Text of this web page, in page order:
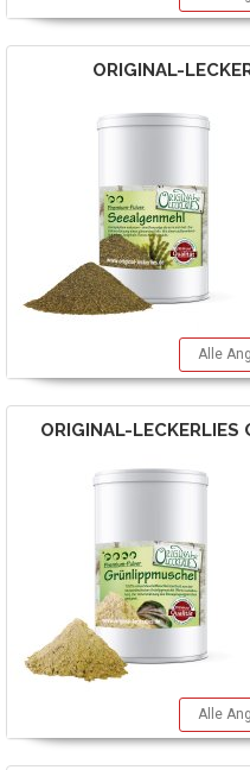
ORIGINAL-
Alle
ORIGINAL-LECKERLIES
Alle